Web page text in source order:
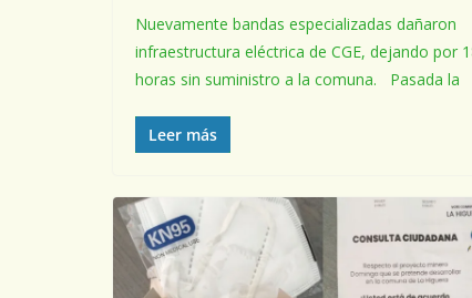
Nuevamente bandas especializadas dañaron
infraestructura eléctrica de CGE, dejando por
horas sin suministro a la comuna. Pasada la
Leer más